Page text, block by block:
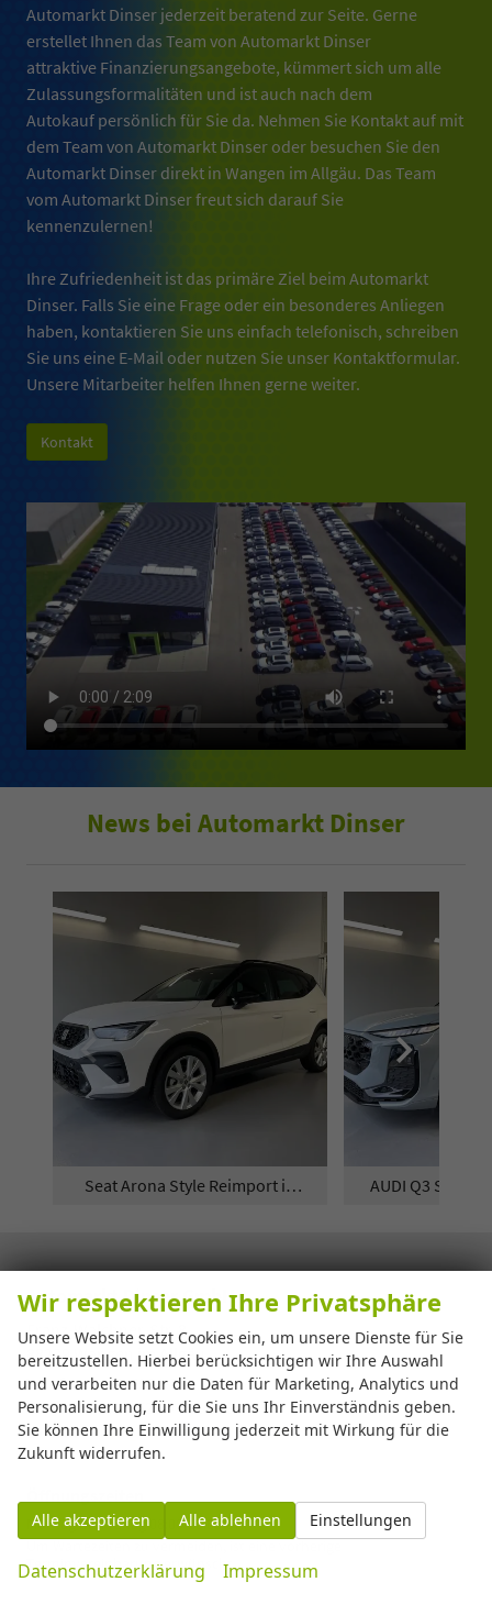
Automarkt Dinser jederzeit beratend zur Seite. Gerne
erstellet Ihnen das Team von Automarkt Dinser
attraktive Finanzierungsangebote, kümmert sich um alle
Zulassungsformalitäten und ist auch nach dem
Autokauf persönlich für Sie da. Nehmen Sie Kontakt auf mit
dem Team von Automarkt Dinser oder besuchen Sie den
Automarkt Dinser direkt in Wangen im Allgäu. Das Team
vom Automarkt Dinser freut sich darauf Sie
kennenzulernen!
Ihre Zufriedenheit ist das primäre Ziel beim Automarkt
Dinser. Falls Sie eine Frage oder ein besonderes Anliegen
haben, kontaktieren Sie uns einfach telefonisch, schreiben
Sie uns eine E-Mail oder nutzen Sie unser Kontaktformular.
Unsere Mitarbeiter helfen Ihnen gerne weiter.
Kontakt
News bei Automarkt Dinser
Seat Arona Style Reimport in
AUDI Q3
Automarkt Dinser GmbH
Franz-Walchner-Str. 8
88239 Wangen im Allgäu
Telefon: +49-7522-77114-0
Telefax: +49-7522-77114-69
E-Mail:
info@automarkt-dinser.de
Montag bis Freitag 08:00-18:00 Uhr
Um Wartezeiten zu vermeiden, ist eine vorherige
Terminvereinbarung erwünscht.
Wir respektieren Ihre Privatsphäre
Unsere Website setzt Cookies ein, um unsere Dienste für Sie
bereitzustellen. Hierbei berücksichtigen wir Ihre Auswahl
und verarbeiten nur die Daten für Marketing, Analytics und
Personalisierung, für die Sie uns Ihr Einverständnis geben.
Sie können Ihre Einwilligung jederzeit mit Wirkung für die
Zukunft widerrufen.
Alle akzeptieren Alle ablehnen Einstellungen
Datenschutzerklärung Impressum